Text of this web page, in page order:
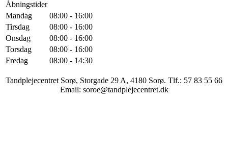
Åbningstider
Mandag
08:00 - 16:00
Tirsdag
08:00 - 16:00
Onsdag
08:00 - 16:00
Torsdag
08:00 - 16:00
Fredag
08:00 - 14:30
Tandplejecentret Sorø, Storgade 29 A, 4180 Sorø. Tlf.: 57 83 55 66
Email: soroe@tandplejecentret.dk